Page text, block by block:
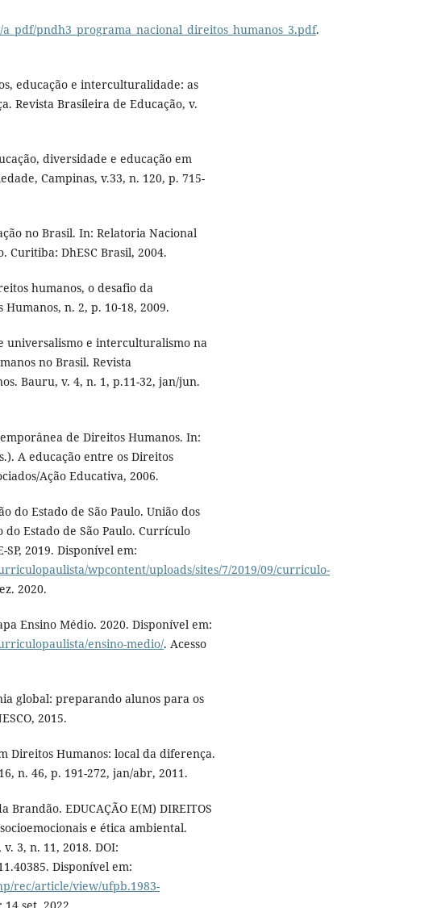
pndh3_programa_nacional_direitos_humanos_3.pdf.
educação e interculturalidade: as
Revista Brasileira de Educação, v.
diversidade e educação em
Campinas, v.33, n. 120, p. 715-
no Brasil. In: Relatoria Nacional
Curitiba: DhESC Brasil, 2004.
humanos, o desafio da
n. 2, p. 10-18, 2009.
universalismo e interculturalismo na
no Brasil. Revista
Bauru, v. 4, n. 1, p.11-32, jan/jun.
de Direitos Humanos. In:
A educação entre os Direitos
Ação Educativa, 2006.
do Estado de São Paulo. União dos
Estado de São Paulo. Currículo
SP, 2019. Disponível em:
wpcontent/uploads/sites/7/2019/09/curriculo-
2020.
Ensino Médio. 2020. Disponível em:
ensino-medio/. Acesso
global: preparando alunos para os
2015.
Direitos Humanos: local da diferença.
n. 46, p. 191-272, jan/abr, 2011.
Brandão. EDUCAÇÃO E(M) DIREITOS
e ética ambiental.
3, n. 11, 2018. DOI:
Disponível em:
rec/article/view/ufpb.1983-
14 set. 2022.